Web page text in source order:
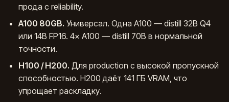
прода с reliability.
A100 80GB. Универсал. Одна A100 — distill 32B Q4
или 14B FP16. 4× A100 — distill 70B в нормальной
точности.
H100 / H200. Для production с высокой пропускной
способностью. H200 даёт 141 ГБ VRAM, что
упрощает раскладку.